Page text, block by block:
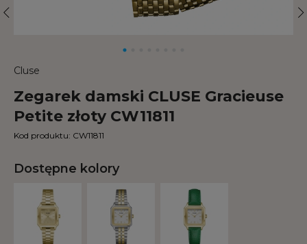
Cluse
Zegarek damski CLUSE Gracieuse
Petite złoty CW11811
Kod produktu: CW11811
Dostępne kolory